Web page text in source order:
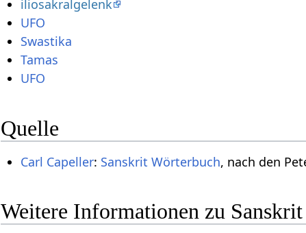
iliosakralgelenk
UFO
Swastika
Tamas
UFO
Quelle
Carl Capeller: Sanskrit Wörterbuch, nach den
Weitere Informationen zu